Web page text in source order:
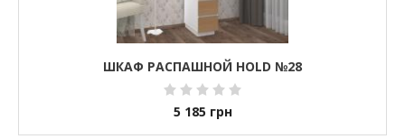
ШКАФ РАСПАШНОЙ HOLD №28
5 185 грн